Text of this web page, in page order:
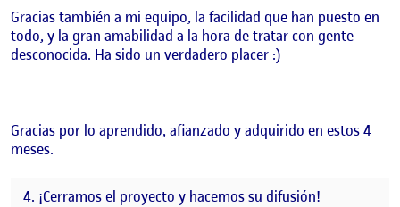
Gracias también a mi equipo, la facilidad que han puesto en
todo, y la gran amabilidad a la hora de tratar con gente
desconocida. Ha sido un verdadero placer :)
Gracias por lo aprendido, afianzado y adquirido en estos 4
meses.
4. ¡Cerramos el proyecto y hacemos su difusión!